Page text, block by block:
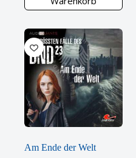
Am Ende der Welt